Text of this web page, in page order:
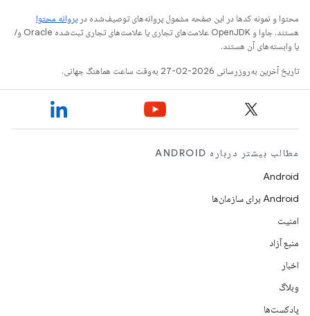
محتوا و نمونه کدها در این صفحه مشمول پروانه‌های توصیف‌شده در پروانه محتوا
هستند. جاوا و OpenJDK علامت‌های تجاری یا علامت‌های تجاری ثبت‌شده Oracle و/
یا وابسته‌های آن هستند.
تاریخ آخرین به‌روزرسانی 2026-02-27 به‌وقت ساعت هماهنگ جهانی.
مطالب بیشتر درباره ANDROID
Android
Android برای سازمان‌ها
امنیت
منبع آزاد
اخبار
وبلاگ
پادکست‌ها